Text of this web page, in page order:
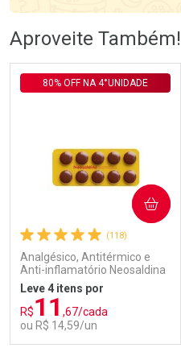
Comprar sem Desconto
Por R$ 57,99/cada
Comprar sem Desconto
Por R$ 57,99/cada
Aproveite Também!
(118)
Analgésico, Antitérmico e
Anti-inflamatório Neosaldina
30mg + 300mg + 30mg 10
Drágeas
80% OFF NA 4°UNIDADE
Leve 4 itens por
R$11 ,67/cada
ou R$ 14,59/un
COMPRAR